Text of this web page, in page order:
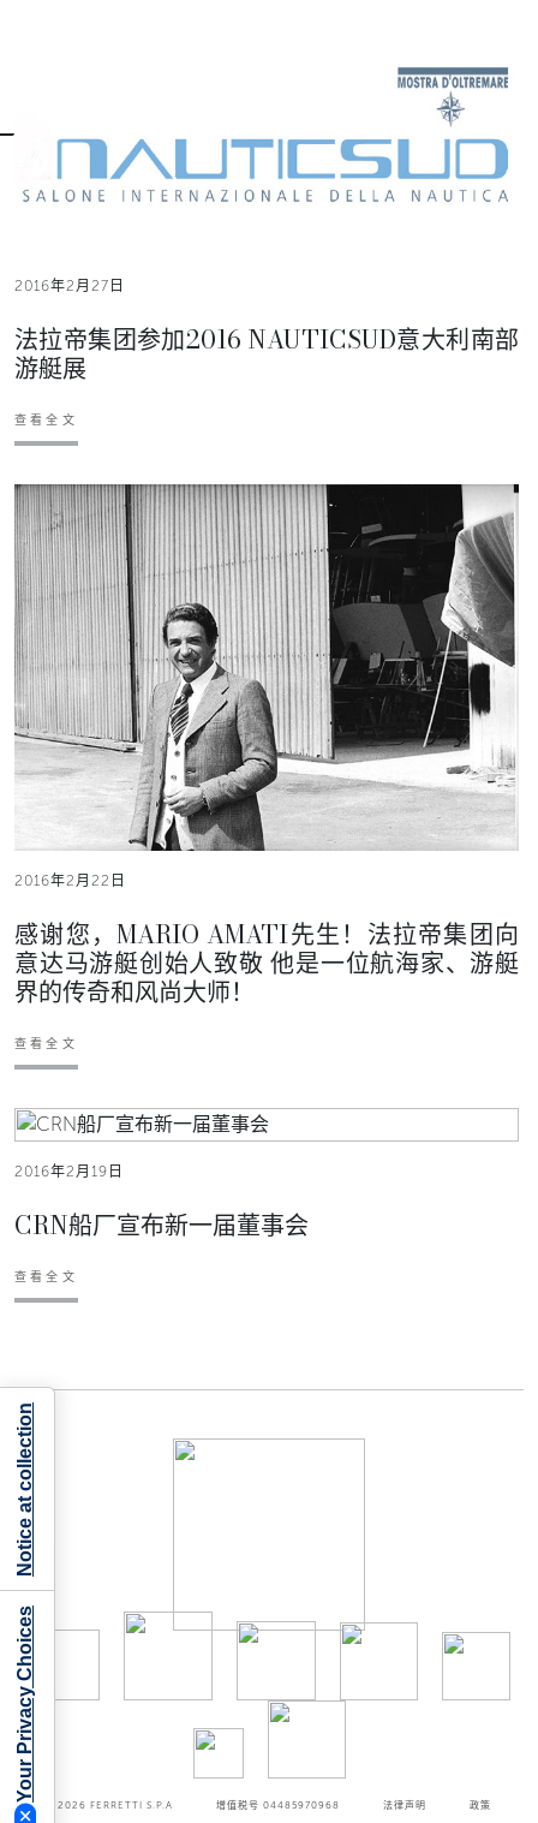
2016年2月27日
法拉帝集团参加2016 NAUTICSUD意大利南部
游艇展
查看全文
2016年2月22日
感谢您，MARIO AMATI先生！法拉帝集团向
意达马游艇创始人致敬 他是一位航海家、游艇
界的传奇和风尚大师！
查看全文
2016年2月19日
CRN船厂宣布新一届董事会
查看全文
©2026 FERRETTI S.P.A 增值税号 04485970968 法律声明 政策
Your Privacy Choices
Notice at collection